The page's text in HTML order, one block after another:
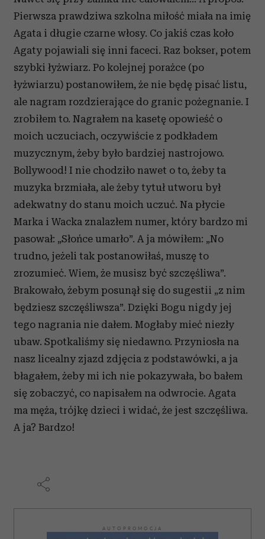
Pierwsza prawdziwa szkolna miłość miała na imię
Agata i długie czarne włosy. Co jakiś czas koło
Agaty pojawiali się inni faceci. Raz bokser, potem
szybki łyżwiarz. Po kolejnej porażce (po
łyżwiarzu) postanowiłem, że nie będę pisać listu,
ale nagram rozdzierające do granic pożegnanie. I
zrobiłem to. Nagrałem na kasetę opowieść o
moich uczuciach, oczywiście z podkładem
muzycznym, żeby było bardziej nastrojowo.
Bollywood! I nie chodziło nawet o to, żeby ta
muzyka brzmiała, ale żeby tytuł utworu był
adekwatny do stanu moich uczuć. Na płycie
Marka i Wacka znalazłem numer, który bardzo mi
pasował: „Słońce umarło”. A ja mówiłem: „No
trudno, jeżeli tak postanowiłaś, muszę to
zrozumieć. Wiem, że musisz być szczęśliwa”.
Brakowało, żebym posunął się do sugestii „z nim
będziesz szczęśliwsza”. Dzięki Bogu nigdy jej
tego nagrania nie dałem. Mogłaby mieć niezły
ubaw. Spotkaliśmy się niedawno. Przyniosła na
nasz licealny zjazd zdjęcia z podstawówki, a ja
błagałem, żeby mi ich nie pokazywała, bo bałem
się zobaczyć, co napisałem na odwrocie. Agata
ma męża, trójkę dzieci i widać, że jest szczęśliwa.
A ja? Bardzo!
AUTOPROMOCJA